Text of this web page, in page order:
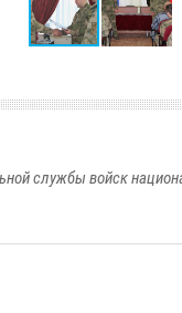
службы войск